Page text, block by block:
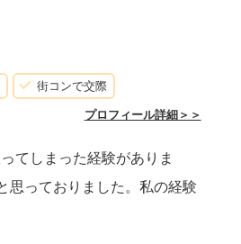
街コンで交際
プロフィール詳細＞＞
てしまった経験がありま
思っておりました。私の経験